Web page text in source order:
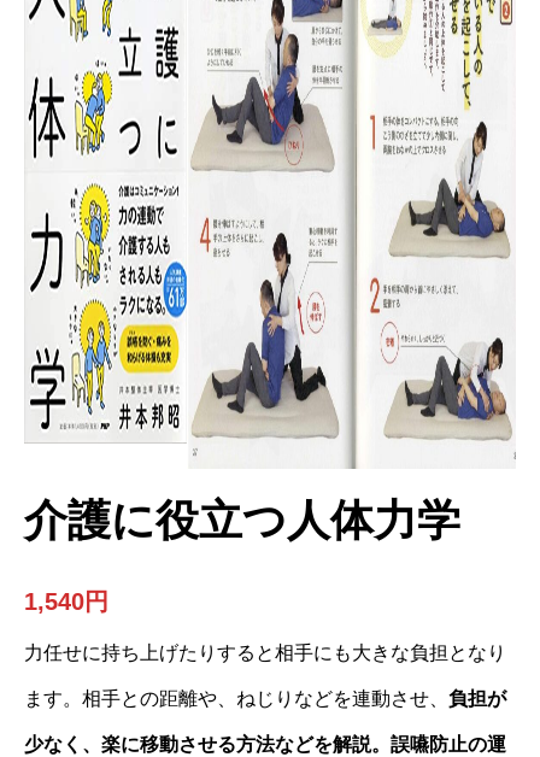
介護に役立つ人体力学
1,540円
力任せに持ち上げたりすると相手にも大きな負担となり
ます。相手との距離や、ねじりなどを連動させ、 負担が
少なく、楽に移動させる方法などを解説。誤嚥防止の運